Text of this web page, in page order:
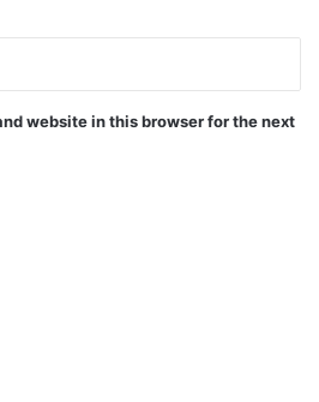
website in this browser for the next